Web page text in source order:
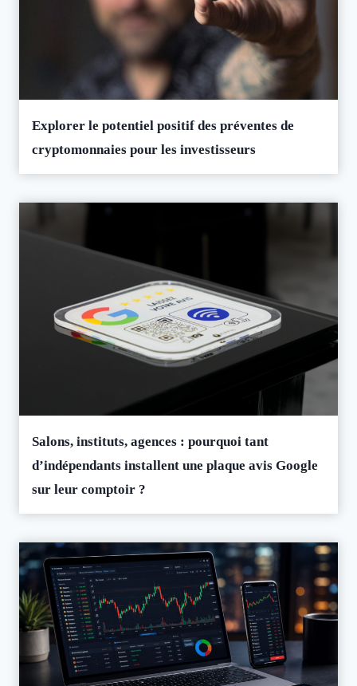
Explorer le potentiel positif des préventes de
cryptomonnaies pour les investisseurs
Salons, instituts, agences : pourquoi tant
d’indépendants installent une plaque avis Google
sur leur comptoir ?